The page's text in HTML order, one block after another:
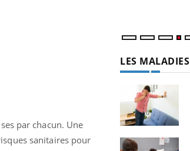
par chacun. Une
sanitaires pour
LES MALADIES